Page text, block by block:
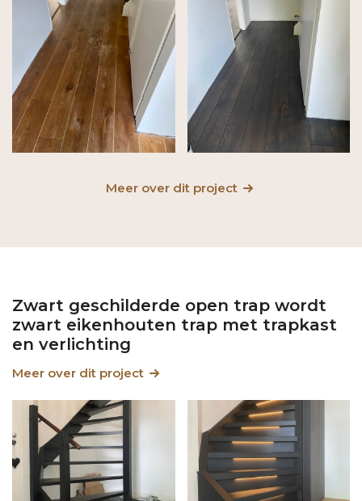
Meer over dit project
Zwart geschilderde open trap wordt
zwart eikenhouten trap met trapkast
en verlichting
Meer over dit project